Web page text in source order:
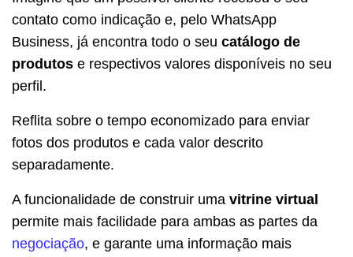
contato como indicação e, pelo WhatsApp
Business, já encontra todo o seu catálogo de
produtos e respectivos valores disponíveis no seu
perfil.
Reflita sobre o tempo economizado para enviar
fotos dos produtos e cada valor descrito
separadamente.
A funcionalidade de construir uma vitrine virtual
permite mais facilidade para ambas as partes da
negociação, e garante uma informação mais